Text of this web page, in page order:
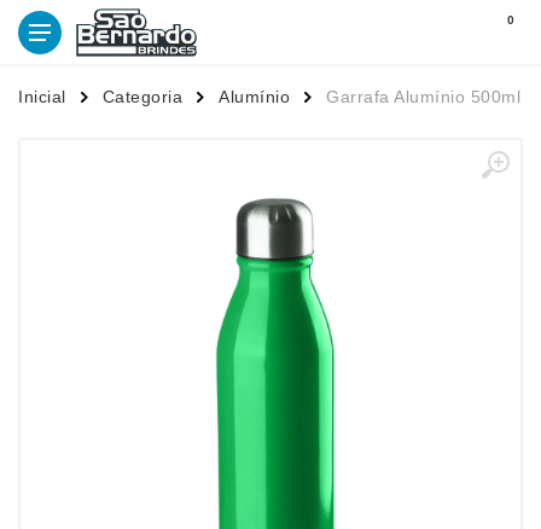
0
Inicial Categoria Alumínio Garrafa Alumínio 500ml